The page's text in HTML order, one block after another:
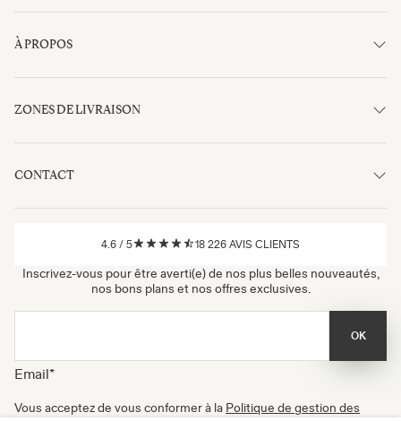
À PROPOS
ZONES DE LIVRAISON
CONTACT
4.6 / 5 18 226 AVIS CLIENTS
Inscrivez-vous pour être averti(e) de nos plus belles nouveautés,
nos bons plans et nos offres exclusives.
Email*
OK
Vous acceptez de vous conformer à la Politique de gestion des